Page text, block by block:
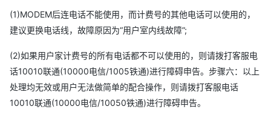
(1)MODEM后连电话不能使用，而计费号的其他电话可以使用的，
建议更换电话线，故障原因为“用户室内线故障”;
(2)如果用户家计费号的所有电话都不可以使用的，则请拨打客服电
话10010联通(10000电信/1005铁通)进行障碍申告。步骤六：以上
处理均无效或用户无法做简单的配合操作，则请拨打客服电话
10010联通(10000电信/10050铁通)进行障碍申告。